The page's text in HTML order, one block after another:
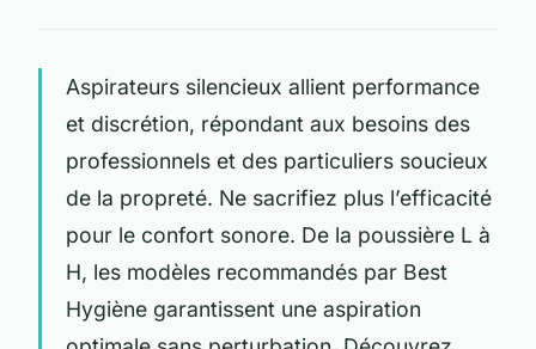
Aspirateurs silencieux allient performance
et discrétion, répondant aux besoins des
professionnels et des particuliers soucieux
de la propreté. Ne sacrifiez plus l’efficacité
pour le confort sonore. De la poussière L à
H, les modèles recommandés par Best
Hygiène garantissent une aspiration